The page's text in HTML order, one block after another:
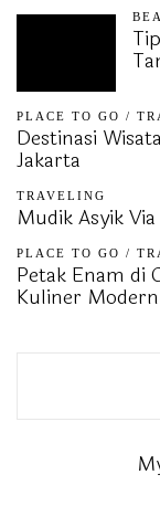
PLACE TO GO /
Destinasi
Jakarta
TRAVELING
Mudik Asyik
PLACE TO GO /
Petak Enam di
Kuliner Modern